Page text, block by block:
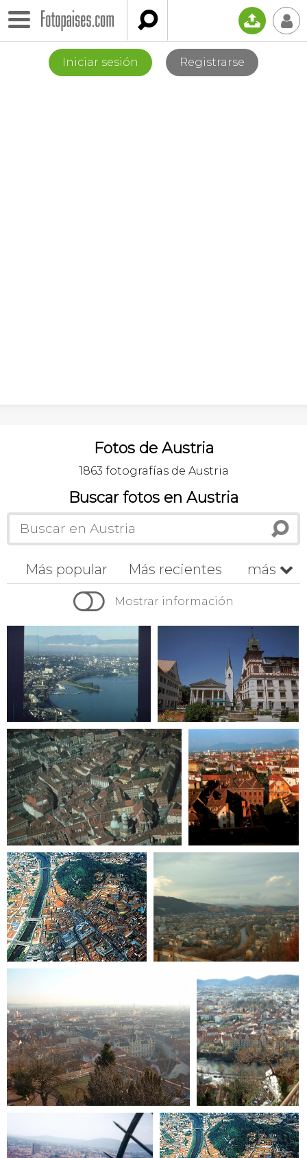
 📤 👤
Iniciar sesión Registrarse
Fotos de Austria
1863 fotografías de Austria
Buscar fotos en Austria
Más popular
Más recientes
Cronológico
A-z Z-a
más 
 Mostrar información